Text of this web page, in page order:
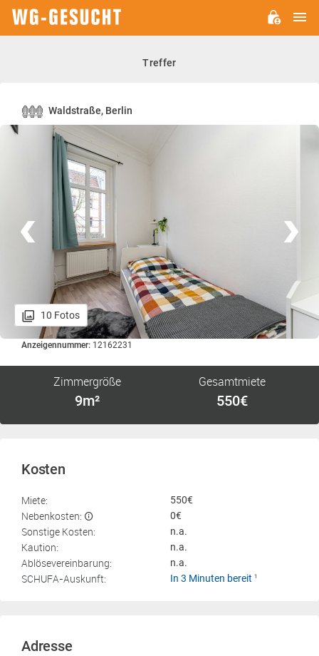
Treffer
Waldstraße, Berlin
10 Fotos
Anzeigennummer: 12162231
Zimmergröße
9m²
Gesamtmiete
550€
Kosten
Miete: 550€
Nebenkosten: 0€
Sonstige Kosten: n.a.
Kaution: n.a.
Ablösevereinbarung: n.a.
SCHUFA-Auskunft: In 3 Minuten bereit 1
Adresse